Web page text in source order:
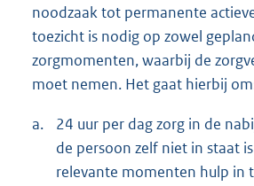
noodzaak tot permanente
toezicht is nodig op zowel
zorgmomenten, waarbij de
moet nemen. Het gaat hierbij
a.
24 uur per dag zorg in de
de persoon zelf niet in staat
relevante momenten hulp in